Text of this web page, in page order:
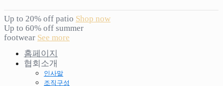
Up to 20% off patio Shop now
Up to 60% off summer
footwear See more
홈페이지
협회소개
인사말
조직구성